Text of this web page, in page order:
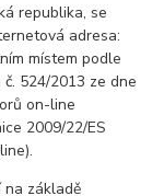
republika, se
adresa:
místem podle
524/2013 ze dne
on-line
2009/22/ES
základě